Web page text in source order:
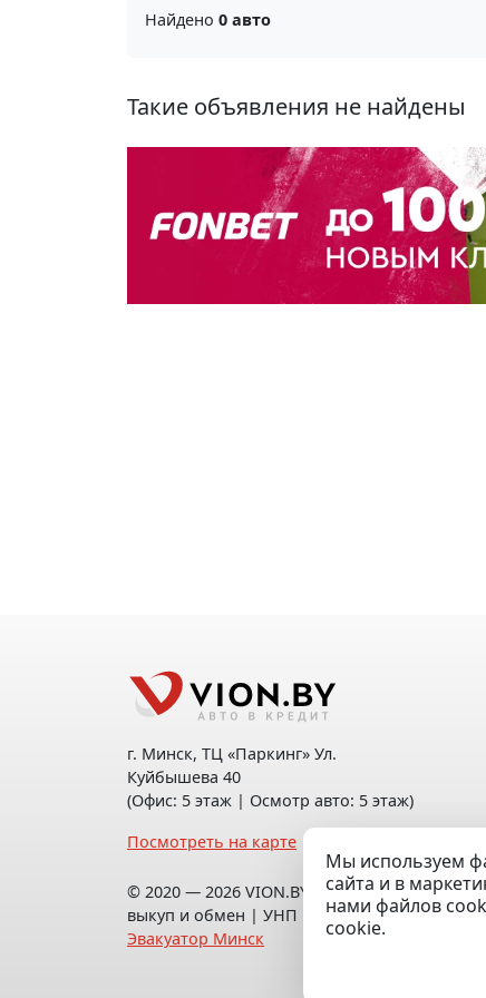
Найдено 0 авто
Такие объявления не найдены
г. Минск, ТЦ «Паркинг» Ул.
Куйбышева 40
(Офис: 5 этаж | Осмотр авто: 5 этаж)
Посмотреть на карте
© 2020 — 2026 VION.BY — Продажа,
выкуп и обмен | УНП 192961100 |
Эвакуатор Минск
Мы используем
сайта и в
нами файлов
cookie.